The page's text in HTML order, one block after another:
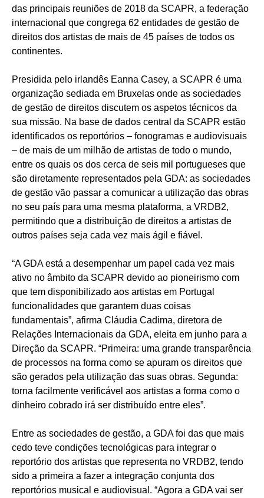
das principais reuniões de 2018 da SCAPR, a federação
internacional que congrega 62 entidades de gestão de
direitos dos artistas de mais de 45 países de todos os
continentes.
Presidida pelo irlandês Eanna Casey, a SCAPR é uma
organização sediada em Bruxelas onde as sociedades
de gestão de direitos discutem os aspetos técnicos da
sua missão. Na base de dados central da SCAPR estão
identificados os reportórios – fonogramas e audiovisuais
– de mais de um milhão de artistas de todo o mundo,
entre os quais os dos cerca de seis mil portugueses que
são diretamente representados pela GDA: as sociedades
de gestão vão passar a comunicar a utilização das obras
no seu país para uma mesma plataforma, a VRDB2,
permitindo que a distribuição de direitos a artistas de
outros países seja cada vez mais ágil e fiável.
“A GDA está a desempenhar um papel cada vez mais
ativo no âmbito da SCAPR devido ao pioneirismo com
que tem disponibilizado aos artistas em Portugal
funcionalidades que garantem duas coisas
fundamentais”, afirma Cláudia Cadima, diretora de
Relações Internacionais da GDA, eleita em junho para a
Direção da SCAPR. “Primeira: uma grande transparência
de processos na forma como se apuram os direitos que
são gerados pela utilização das suas obras. Segunda:
torna facilmente verificável aos artistas a forma como o
dinheiro cobrado irá ser distribuído entre eles”.
Entre as sociedades de gestão, a GDA foi das que mais
cedo teve condições tecnológicas para integrar o
reportório dos artistas que representa no VRDB2, tendo
sido a primeira a fazer a integração conjunta dos
reportórios musical e audiovisual. “Agora a GDA vai ser